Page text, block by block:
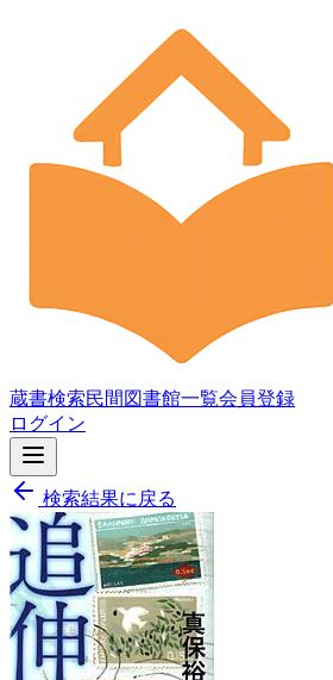
蔵書検索民間図書館一覧会員登録
ログイン
検索結果に戻る